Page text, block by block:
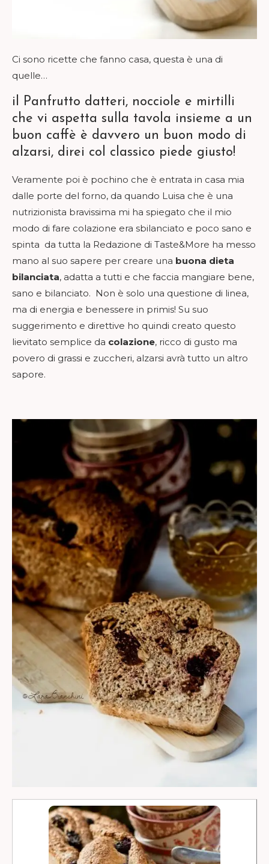
Ci sono ricette che fanno casa, questa è una di
quelle…
il Panfrutto datteri, nocciole e mirtilli
che vi aspetta sulla tavola insieme a un
buon caffè è davvero un buon modo di
alzarsi, direi col classico piede giusto!
Veramente poi è pochino che è entrata in casa mia
dalle porte del forno, da quando Luisa che è una
nutrizionista bravissima mi ha spiegato che il mio
modo di fare colazione era sbilanciato e poco sano e
spinta da tutta la Redazione di Taste&More ha messo
mano al suo sapere per creare una buona dieta
bilanciata, adatta a tutti e che faccia mangiare bene,
sano e bilanciato. Non è solo una questione di linea,
ma di energia e benessere in primis! Su suo
suggerimento e direttive ho quindi creato questo
lievitato semplice da colazione, ricco di gusto ma
povero di grassi e zuccheri, alzarsi avrà tutto un altro
sapore.